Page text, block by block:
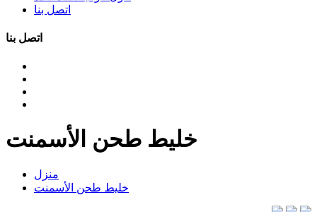
اتصل بنا
اتصل بنا
خليط طحن الأسمنت
منزل
خليط طحن الأسمنت